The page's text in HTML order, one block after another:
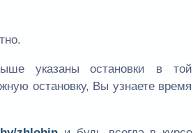
указаны остановки в той
остановку, Вы узнаете время